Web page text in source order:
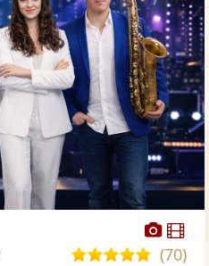
5,0(70)